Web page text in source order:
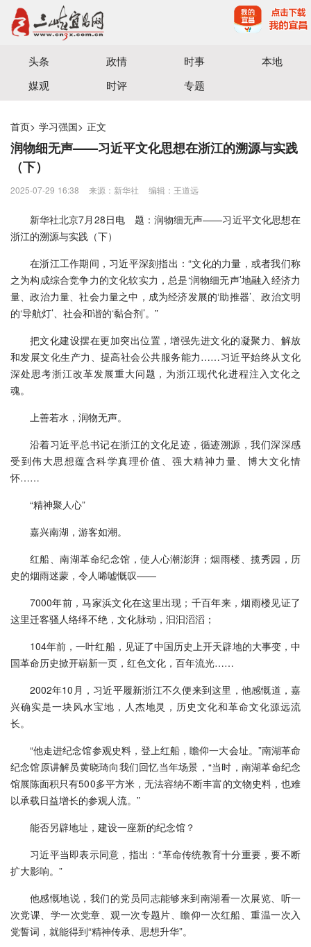
宜昌三峡融媒体中心主办
头条 政情 时事
本地
媒观
时评 专题
首页> 学习强国> 正文
润物细无声——习近平文化思想在浙江的溯源与实践
（下）
2025-07-29 16:38 来源：新华社 编辑：王道远
新华社北京7月28日电 题：润物细无声——习近平文化思想在
浙江的溯源与实践（下）
在浙江工作期间，习近平深刻指出：“文化的力量，或者我们称
之为构成综合竞争力的文化软实力，总是‘润物细无声’地融入经济力
量、政治力量、社会力量之中，成为经济发展的‘助推器’、政治文明
的‘导航灯’、社会和谐的‘黏合剂’。”
把文化建设摆在更加突出位置，增强先进文化的凝聚力、解放
和发展文化生产力、提高社会公共服务能力……习近平始终从文化
深处思考浙江改革发展重大问题，为浙江现代化进程注入文化之
魂。
上善若水，润物无声。
沿着习近平总书记在浙江的文化足迹，循迹溯源，我们深深感
受到伟大思想蕴含科学真理价值、强大精神力量、博大文化情
怀……
“精神聚人心”
嘉兴南湖，游客如潮。
红船、南湖革命纪念馆，使人心潮澎湃；烟雨楼、揽秀园，历
史的烟雨迷蒙，令人唏嘘慨叹——
7000年前，马家浜文化在这里出现；千百年来，烟雨楼见证了
这里迁客骚人络绎不绝，文化脉动，汩汩滔滔；
104年前，一叶红船，见证了中国历史上开天辟地的大事变，中
国革命历史掀开崭新一页，红色文化，百年流光……
2002年10月，习近平履新浙江不久便来到这里，他感慨道，嘉
兴确实是一块风水宝地，人杰地灵，历史文化和革命文化源远流
长。
“他走进纪念馆参观史料，登上红船，瞻仰一大会址。”南湖革命
纪念馆原讲解员黄晓琦向我们回忆当年场景，“当时，南湖革命纪念
馆展陈面积只有500多平方米，无法容纳不断丰富的文物史料，也难
以承载日益增长的参观人流。”
能否另辟地址，建设一座新的纪念馆？
习近平当即表示同意，指出：“革命传统教育十分重要，要不断
扩大影响。”
他感慨地说，我们的党员同志能够来到南湖看一次展览、听一
次党课、学一次党章、观一次专题片、瞻仰一次红船、重温一次入
党誓词，就能得到“精神传承、思想升华”。